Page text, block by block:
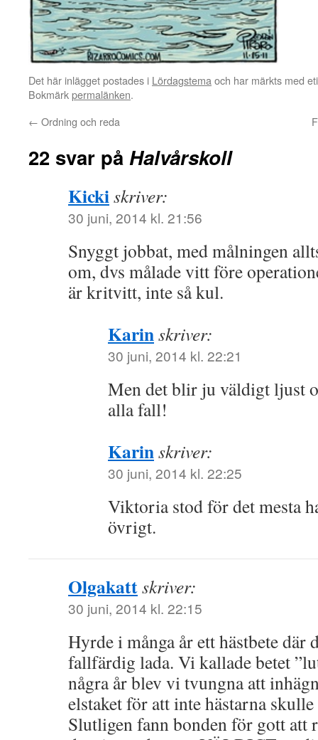
Det här inlägget postades i Lördagstemaoch har märkts med
Bokmärkpermalänken.
← Ordning och reda
22 svar på Halvårskoll
Kickiskriver:
30 juni, 2014 kl. 21:56
Snyggt jobbat, med målningen
om, dvs målade vitt före
är kritvitt, inte så kul.
Karinskriver:
30 juni, 2014 kl. 22:21
Men det blir ju väldigt ljust
alla fall!
Karinskriver:
30 juni, 2014 kl. 22:25
Viktoria stod för det mesta
övrigt.
Olgakattskriver:
30 juni, 2014 kl. 22:15
Hyrde i många år ett hästbete där
fallfärdig lada. Vi kallade betet
några år blev vi tvungna att
elstaket för att inte hästarna
Slutligen fann bonden för gott att